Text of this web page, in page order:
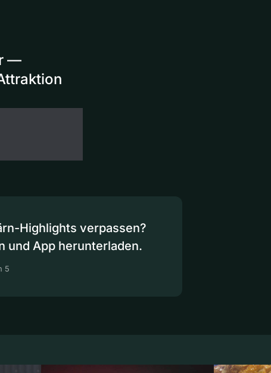
—
Highlights verpassen?
und App herunterladen.
5